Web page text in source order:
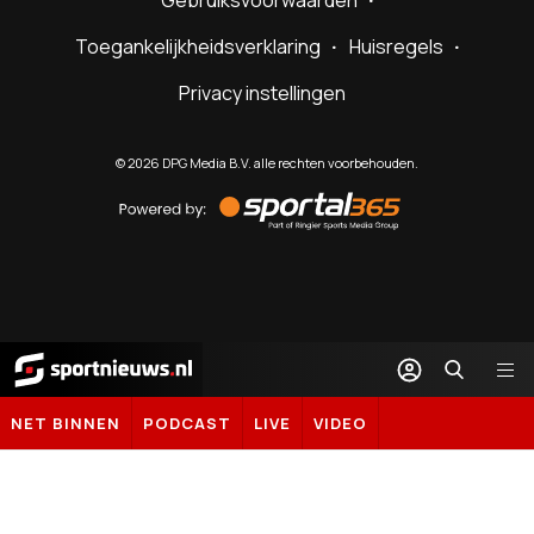
Toegankelijkheidsverklaring
Huisregels
Privacy instellingen
©2026 DPG Media B.V. alle rechten voorbehouden.
by
Sportal365
Sportnieuws.nl
NET BINNEN PODCAST LIVE VIDEO